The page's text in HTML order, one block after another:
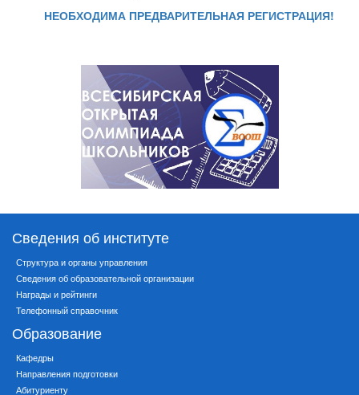
НЕОБХОДИМА ПРЕДВАРИТЕЛЬНАЯ РЕГИСТРАЦИЯ!
Сведения об институте
Структура и органы управления
Сведения об образовательной организации
Награды и рейтинги
Телефонный справочник
Образование
Кафедры
Направления подготовки
Абитуриенту